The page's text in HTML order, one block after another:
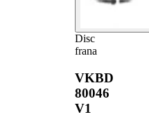
Disc
frana
VKBD
80046
V1